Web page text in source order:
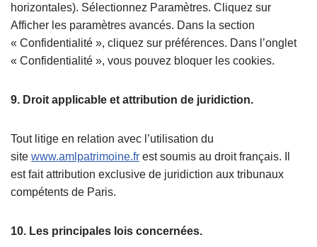
horizontales). Sélectionnez Paramètres. Cliquez sur
Afficher les paramètres avancés. Dans la section
« Confidentialité », cliquez sur préférences. Dans l’onglet
« Confidentialité », vous pouvez bloquer les cookies.
9. Droit applicable et attribution de juridiction.
Tout litige en relation avec l’utilisation du
site www.amlpatrimoine.fr est soumis au droit français. Il
est fait attribution exclusive de juridiction aux tribunaux
compétents de Paris.
10. Les principales lois concernées.